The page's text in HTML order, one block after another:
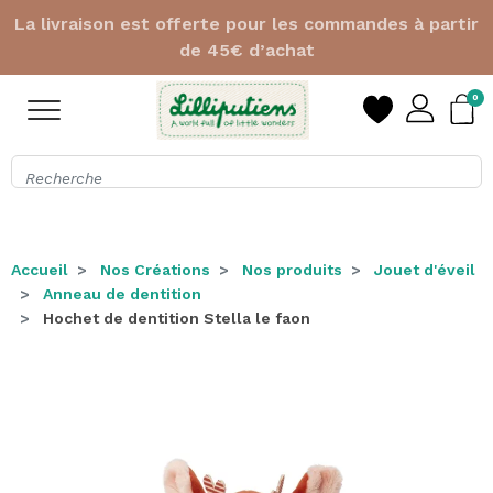
1 pochette exclusive offerte pour l'achat d'un sac à
dos + pochette avec le code
0
Accueil Nos Créations Nos produits
Jouet d'éveil
Anneau de dentition
Hochet de dentition Stella le faon